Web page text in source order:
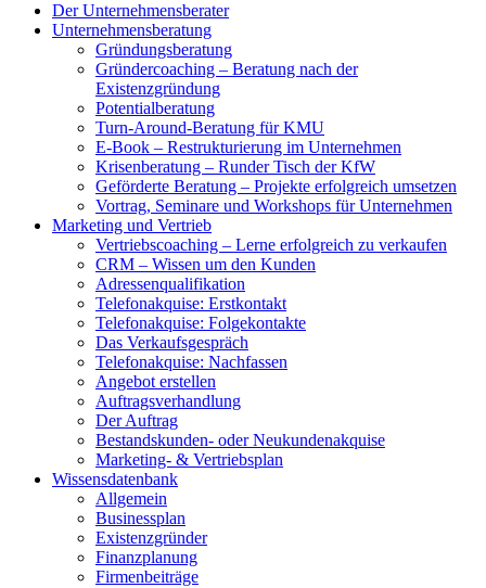
Der Unternehmensberater
Unternehmensberatung
Gründungsberatung
Gründercoaching – Beratung nach der
Existenzgründung
Potentialberatung
Turn-Around-Beratung für KMU
E-Book – Restrukturierung im Unternehmen
Krisenberatung – Runder Tisch der KfW
Geförderte Beratung – Projekte erfolgreich umsetzen
Vortrag, Seminare und Workshops für Unternehmen
Marketing und Vertrieb
Vertriebscoaching – Lerne erfolgreich zu verkaufen
CRM – Wissen um den Kunden
Adressenqualifikation
Telefonakquise: Erstkontakt
Telefonakquise: Folgekontakte
Das Verkaufsgespräch
Telefonakquise: Nachfassen
Angebot erstellen
Auftragsverhandlung
Der Auftrag
Bestandskunden- oder Neukundenakquise
Marketing- & Vertriebsplan
Wissensdatenbank
Allgemein
Businessplan
Existenzgründer
Finanzplanung
Firmenbeiträge